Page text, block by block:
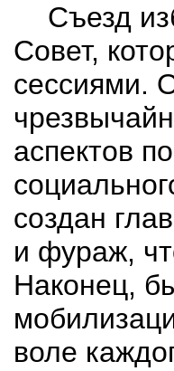
Съезд
Совет,
сессиями.
аспектов
создан
и фураж,
Наконец,
воле